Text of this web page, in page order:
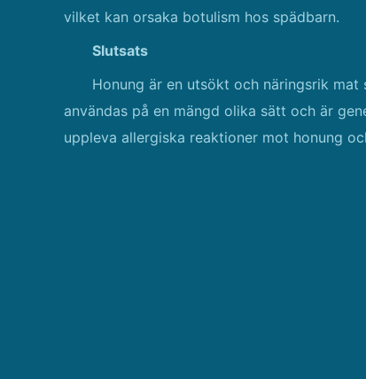
vilket kan orsaka botulism hos spädbarn.
Slutsats
Honung är en utsökt och näringsrik
användas på en mängd olika sätt och är
uppleva allergiska reaktioner mot honung